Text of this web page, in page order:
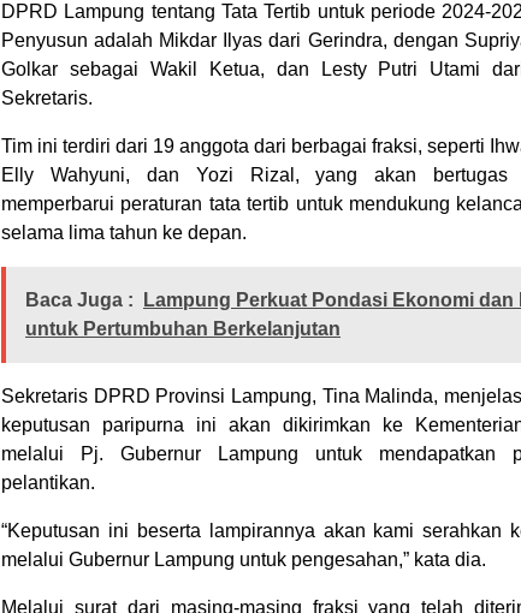
DPRD Lampung tentang Tata Tertib untuk periode 2024-
Penyusun adalah Mikdar Ilyas dari Gerindra, dengan
Golkar sebagai Wakil Ketua, dan Lesty Putri Utami
Sekretaris.
Tim ini terdiri dari 19 anggota dari berbagai fraksi, seperti
Elly Wahyuni, dan Yozi Rizal, yang akan bertugas
memperbarui peraturan tata tertib untuk mendukung
selama lima tahun ke depan.
Baca Juga :
‎‎Lampung Perkuat Pondasi Ekonomi dan
untuk Pertumbuhan Berkelanjutan
Sekretaris DPRD Provinsi Lampung, Tina Malinda,
keputusan paripurna ini akan dikirimkan ke
melalui Pj. Gubernur Lampung untuk mendapatkan
pelantikan.
“Keputusan ini beserta lampirannya akan kami serahkan
melalui Gubernur Lampung untuk pengesahan,” kata dia.
Melalui surat dari masing-masing fraksi yang telah